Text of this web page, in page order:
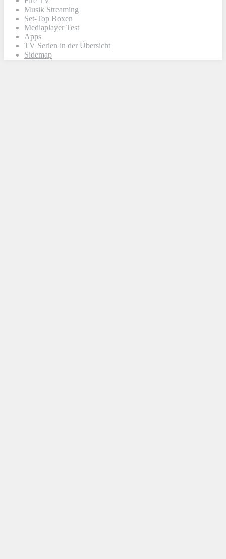
Musik Streaming
Set-Top Boxen
Mediaplayer Test
Apps
TV Serien in der Übersicht
Sidemap